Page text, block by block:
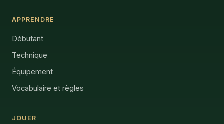
APPRENDRE
Débutant
Technique
Équipement
Vocabulaire et règles
JOUER